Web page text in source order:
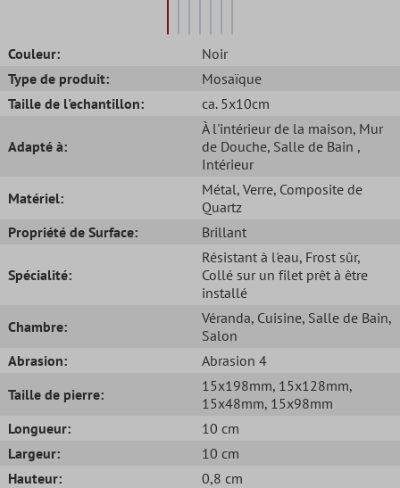
Couleur:
Noir
Type de produit:
Mosaïque
Taille de l'echantillon:
ca. 5x10cm
Adapté à:
À l'intérieur de la maison, Mur
de Douche, Salle de Bain ,
Intérieur
Matériel:
Métal, Verre, Composite de
Quartz
Propriété de Surface:
Brillant
Spécialité:
Résistant à l'eau, Frost sûr,
Collé sur un filet prêt à être
installé
Chambre:
Véranda, Cuisine, Salle de Bain,
Salon
Abrasion:
Abrasion 4
Taille de pierre:
15x198mm, 15x128mm,
15x48mm, 15x98mm
Longueur:
10 cm
Largeur:
10 cm
Hauteur:
0,8 cm